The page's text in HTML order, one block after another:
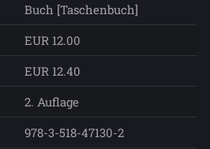
Buch [Taschenbuch]
EUR 12.00
EUR 12.40
2. Auflage
978-3-518-47130-2